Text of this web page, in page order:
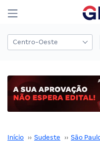
Início ›› Sudeste ›› São